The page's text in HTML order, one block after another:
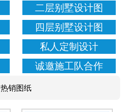
二层别墅设计图
四层别墅设计图
私人定制设计
诚邀施工队合作
热销图纸